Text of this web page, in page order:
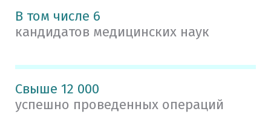
В том числе 6
кандидатов медицинских наук
Свыше 12 000
успешно проведенных операций